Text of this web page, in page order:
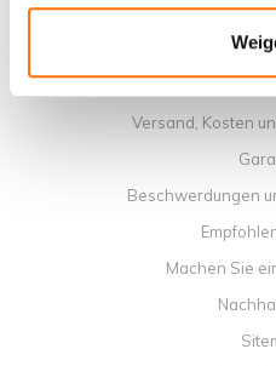
Allgemeine
Versand, Kosten
Beschwerdungen
Machen Sie